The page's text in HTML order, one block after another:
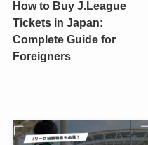
How to Buy J.League
Tickets in Japan:
Complete Guide for
Foreigners